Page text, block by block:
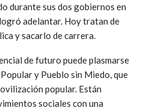
durante sus dos gobiernos en
adelantar. Hoy tratan de
y sacarlo de carrera.
de futuro puede plasmarse
y Pueblo sin Miedo, que
popular. Están
sociales con una